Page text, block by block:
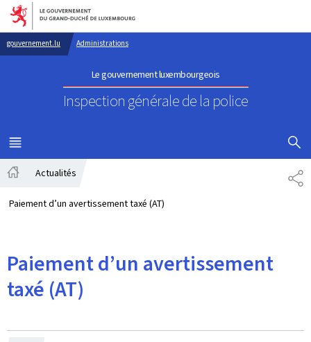
Aller au menu principal
Aller au contenu
gouvernement.lu Administrations
Le gouvernement luxembourgeois
Inspection générale de la police
MENU
PRINCIPAL
Actualités
Paiement d’un avertissement taxé (AT)
Paiement d’un avertissement
taxé (AT)